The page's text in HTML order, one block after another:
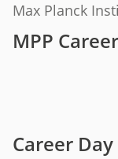
Max Planck
MPP
Career